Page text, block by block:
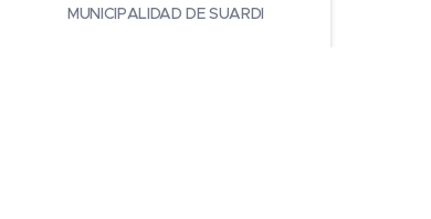
MUNICIPALIDAD DE SUARDI